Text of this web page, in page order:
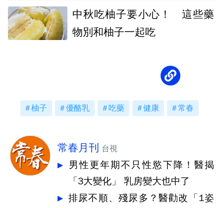
中秋吃柚子要小心！ 這些藥
物別和柚子一起吃
柚子 優酪乳 吃藥 健康 常春
常春月刊 台視
男性更年期不只性慾下降！醫揭
「3大變化」 乳房變大也中了
排尿不順、殘尿多？醫勸改「1姿